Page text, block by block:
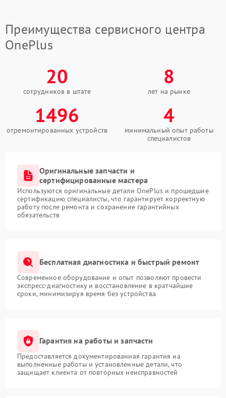
Преимущества сервисного центра
OnePlus
20
сотрудников в штате
8
лет на рынке
1496
отремонтированных устройств
4
минимальный опыт работы
специалистов
Оригинальные запчасти и
сертифицированные мастера
Используются оригинальные детали OnePlus и прошедшие
сертификацию специалисты, что гарантирует корректную
работу после ремонта и сохранение гарантийных
обязательств
Бесплатная диагностика и быстрый ремонт
Современное оборудование и опыт позволяют провести
экспресс-диагностику и восстановление в кратчайшие
сроки, минимизируя время без устройства
Гарантия на работы и запчасти
Предоставляется документированная гарантия на
выполненные работы и установленные детали, что
защищает клиента от повторных неисправностей